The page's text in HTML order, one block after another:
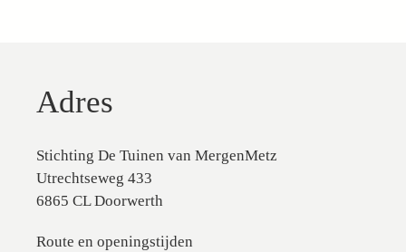
Adres
Stichting De Tuinen van MergenMetz
Utrechtseweg 433
6865 CL Doorwerth
Route en openingstijden